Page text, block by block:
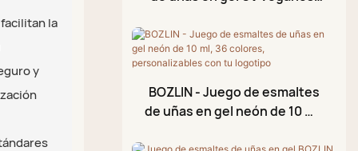
la
y
necesidad de limpiar
Gel para estampación
Aceite para cutículas
Gel de aluminio
Gel de modelado 3D
Esmalte en gel
craquelado
personalizados, venta al por
mayor
BOZLIN - Juego de esmaltes
de uñas en gel neón de 10 ml,